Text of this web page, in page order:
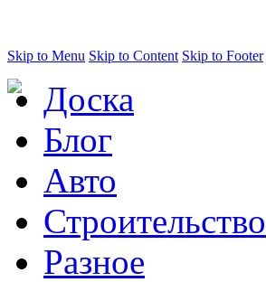
Skip to Menu Skip to Content Skip to Footer
Доска
Блог
Авто
Строительство
Разное